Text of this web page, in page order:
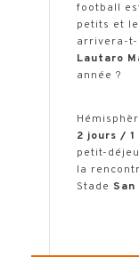
football
petits et
arrivera-t-
Lautaro
année ?
2 jours / 1
petit-
la
Stade San